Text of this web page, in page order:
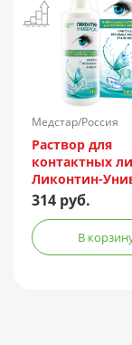
Медстар/Россия
Раствор для
контактных
Ликонтин-
240мл
314 руб.
В